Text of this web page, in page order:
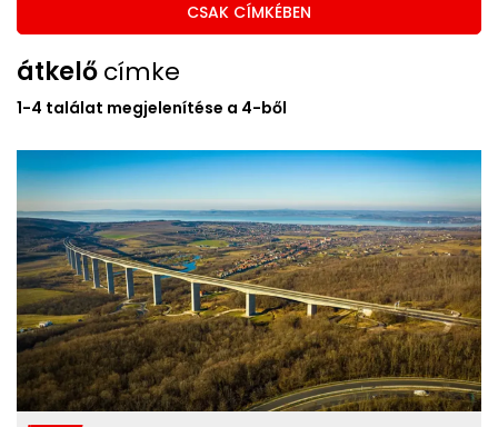
CSAK CÍMKÉBEN
átkelőcímke
1-4 találat megjelenítése a 4-ből